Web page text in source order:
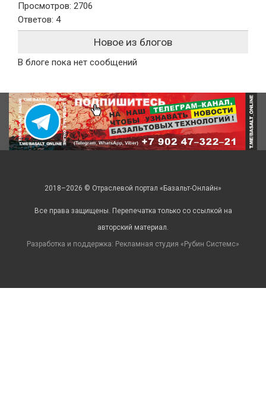
Просмотров: 2706
Ответов: 4
Новое из блогов
В блоге пока нет сообщений
2018–2026 © Отраслевой портал «Базальт-Онлайн»
Все права защищены. Перепечатка только со ссылкой на
авторский материал.
Разработка и поддержка: Рекламная студия « Рубин Системс»